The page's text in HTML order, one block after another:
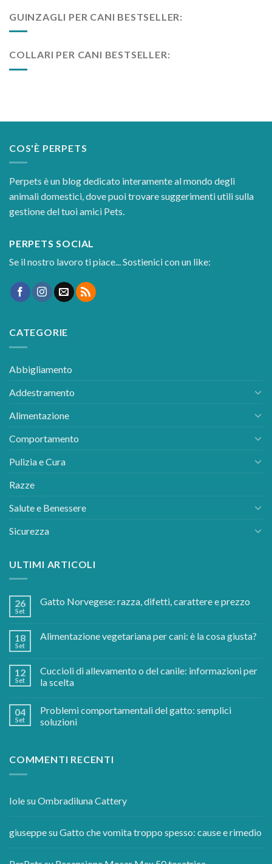
GUINZAGLI PER CANI BESTSELLER:
COLLARI PER CANI BESTSELLER:
COS'È PERPETS
Perpets è un blog dedicato interamente al mondo degli
animali domestici, dove puoi trovare suggerimenti utili sulla
gestione del tuoi amici Pets.
PERPETS SOCIAL
Se il nostro lavoro ti piace... Sostienici con un like:
CATEGORIE
Abbigliamento
Addestramento
Alimentazione
Comportamento
Pulizia e Cura
Razze
Salute e Benessere
Sicurezza
ULTIMI ARTICOLI
26
Set
Gatto Norvegese: razza, difetti, carattere e prezzo
18
Set
Alimentazione vegetariana per cani: è la cosa giusta?
12
Set
Cuccioli di allevamento o del canile: informazioni per
la scelta
04
Set
Problemi comportamentali del gatto: semplici
soluzioni
COMMENTI RECENTI
IolesuOmbradiluna Cattery
giuseppesuGatto che vomita troppo spesso: cause e rimedio